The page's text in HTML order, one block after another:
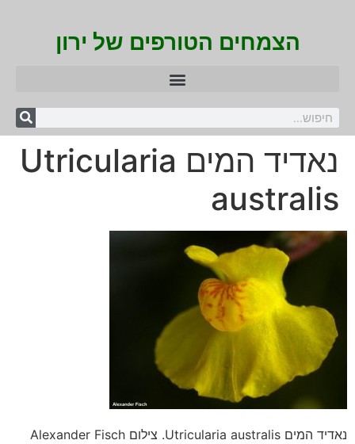
הצמחים הטורפים של ירון
נאדיד המים Utricularia
australis
נאדיד המים Utricularia australis. צילום Alexander Fisch